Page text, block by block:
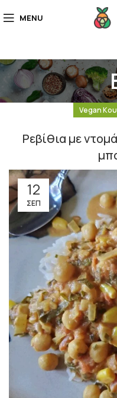
MENU
Vegan
Ρεβίθια με
12
ΣΕΠ